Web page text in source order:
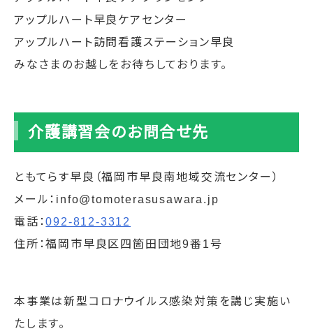
アップルハート早良ケアセンター
アップルハート訪問看護ステーション早良
みなさまのお越しをお待ちしております。
介護講習会のお問合せ先
ともてらす早良（福岡市早良南地域交流センター）
メール：info@tomoterasusawara.jp
電話：092-812-3312
住所：福岡市早良区四箇田団地9番1号
本事業は新型コロナウイルス感染対策を講じ実施い
たします。